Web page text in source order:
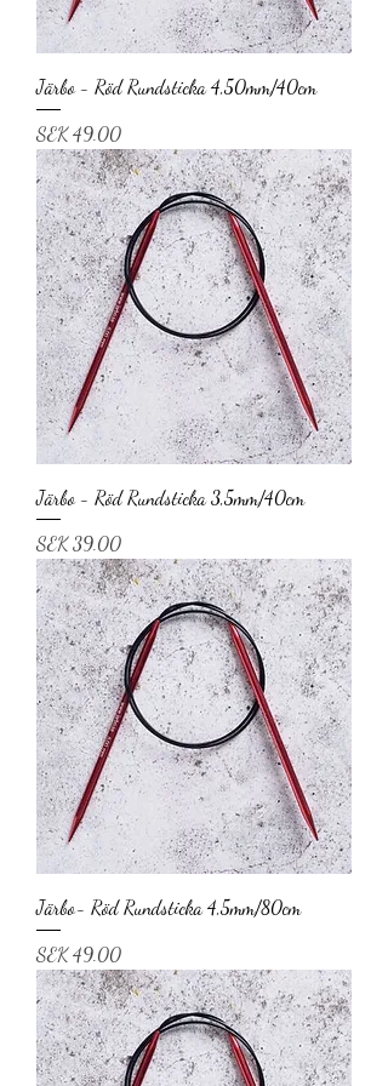
Järbo - Röd Rundsticka 4,50mm/40cm
Price
SEK 49.00
Järbo - Röd Rundsticka 3,5mm/40cm
Price
SEK 39.00
Järbo- Röd Rundsticka 4,5mm/80cm
Price
SEK 49.00